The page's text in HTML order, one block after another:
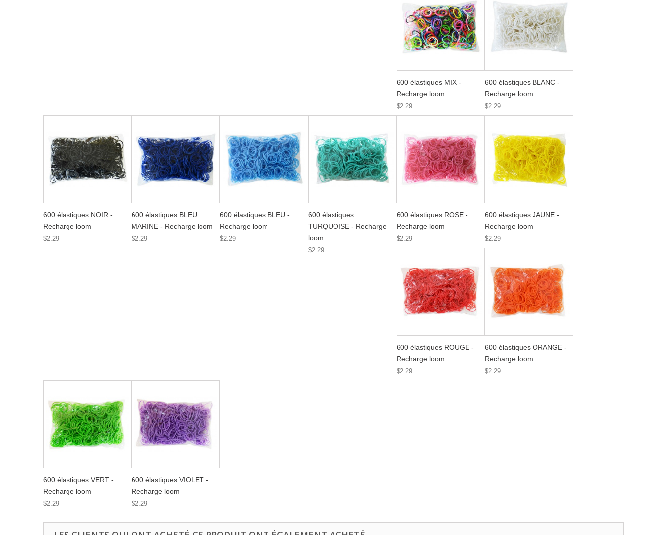
600 élastiques MIX -
Recharge loom
$2.29
600 élastiques BLANC -
Recharge loom
$2.29
600 élastiques NOIR -
Recharge loom
$2.29
600 élastiques BLEU
MARINE - Recharge loom
$2.29
600 élastiques BLEU -
Recharge loom
$2.29
600 élastiques
TURQUOISE - Recharge
loom
$2.29
600 élastiques ROSE -
Recharge loom
$2.29
600 élastiques JAUNE -
Recharge loom
$2.29
600 élastiques ROUGE -
Recharge loom
$2.29
600 élastiques ORANGE -
Recharge loom
$2.29
600 élastiques VERT -
Recharge loom
$2.29
600 élastiques VIOLET -
Recharge loom
$2.29